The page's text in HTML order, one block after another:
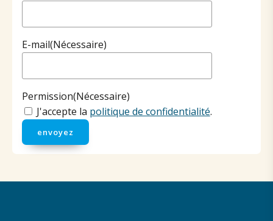
E-mail(Nécessaire)
Permission(Nécessaire)
J'accepte la politique de confidentialité.
envoyez